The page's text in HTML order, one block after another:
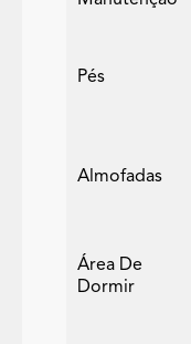
Pés
Almofadas
Área De
Dormir